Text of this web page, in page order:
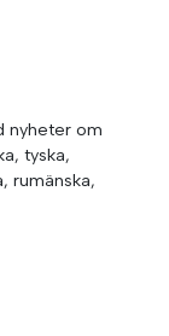
nyheter om
tyska,
rumänska,